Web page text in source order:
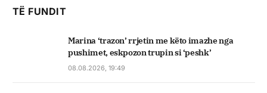
TË FUNDIT
Marina ‘trazon’ rrjetin me këto imazhe nga
pushimet, eskpozon trupin si ‘peshk’
08.08.2026, 19:49